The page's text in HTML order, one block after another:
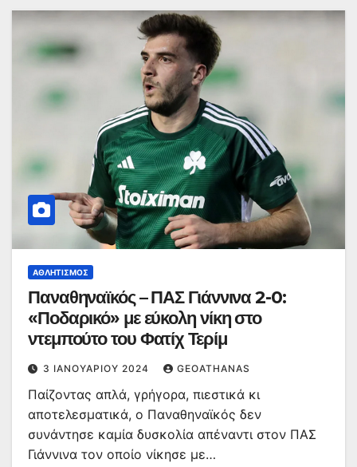
ΑΘΛΗΤΙΣΜΌΣ
Παναθηναϊκός – ΠΑΣ Γιάννινα 2-0:
«Ποδαρικό» με εύκολη νίκη στο
ντεμπούτο του Φατίχ Τερίμ
3 ΙΑΝΟΥΑΡΊΟΥ 2024 GEOATHANAS
Παίζοντας απλά, γρήγορα, πιεστικά κι
αποτελεσματικά, ο Παναθηναϊκός δεν
συνάντησε καμία δυσκολία απέναντι στον ΠΑΣ
Γιάννινα τον οποίο νίκησε με…